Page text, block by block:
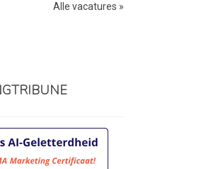
Alle vacatures »